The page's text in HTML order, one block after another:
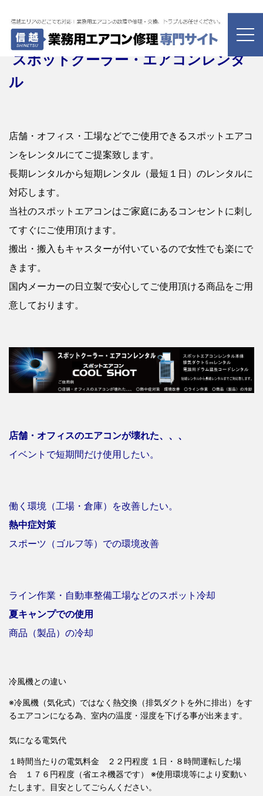
スポッ トクーラー・エアコンレンタ
ル
店舗・オフィス・工場などでご使用できるスポットエアコ
ンをレンタルにてご提案致します。
長期レンタルから短期レンタル（最短１日）のレンタルに
対応します。
当社のスポットエアコンはご家庭にあるコンセントに刺し
てすぐにご使用頂けます。
搬出・搬入もキャスターが付いているので女性でも楽にで
きます。
国内メーカーの日立製で安心してご使用頂ける商品をご用
意しております。
店舗・オフィスのエアコンが壊れた、、、
イベントで短期間だけ使用したい。
働く環境（工場・倉庫）を改善したい。
熱中症対策
スポーツ（ゴルフ等）での環境改善
ライン作業・自動車整備工場などのスポット冷却
夏キャンプでの使用
商品（製品）の冷却
冷風機との違い
※冷風機（気化式）ではなく熱交換（排気ダクトを外に排出）をす
るエアコンになる為、室内の温度・湿度を下げる事が出来ます。
気になる電気代
１時間当たりの電気料金 ２２円程度 １日・８時間運転した場
合 １７６円程度（省エネ機器です） ※使用環境等により変動い
たします。目安としてごらんください。